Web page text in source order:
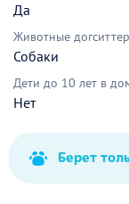
Да
Животные
Собаки
Дети до 10 лет в
Нет
Берет